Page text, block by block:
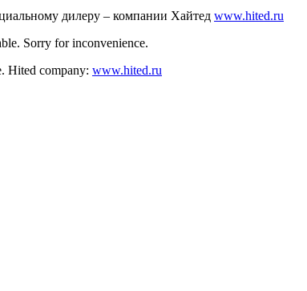
дилеру – компании Хайтед www.hited.ru
Sorry for inconvenience.
Hited company: www.hited.ru